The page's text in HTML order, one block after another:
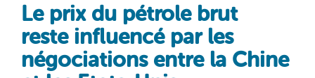
Le prix du pétrole brut
reste influencé par les
négociations entre la Chine